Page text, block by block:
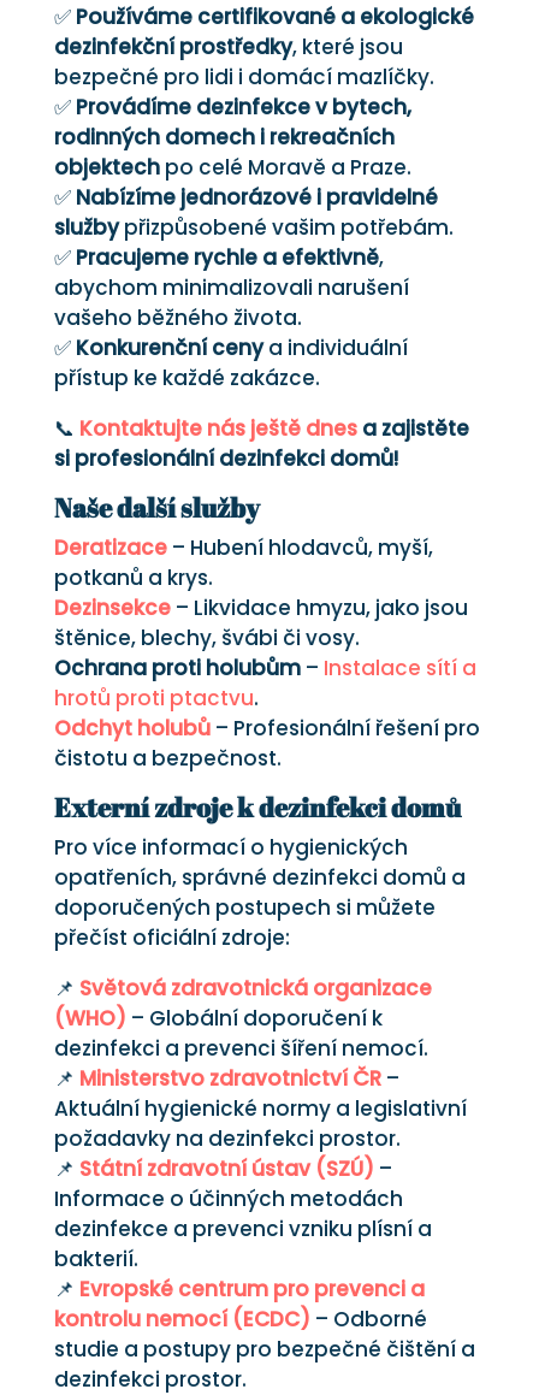
✅ Používáme certifikované a ekologické
dezinfekční prostředky, které jsou
bezpečné pro lidi i domácí mazlíčky.
✅ Provádíme dezinfekce v bytech,
rodinných domech i rekreačních
objektechpo celé Moravě a Praze.
✅ Nabízíme jednorázové i pravidelné
službypřizpůsobené vašim potřebám.
✅ Pracujeme rychle a efektivně,
abychom minimalizovali narušení
vašeho běžného života.
✅ Konkurenční cenya individuální
přístup ke každé zakázce.
📞 Kontaktujte nás ještě dnesa zajistěte
si profesionální dezinfekci domů!
Naše další služby
Deratizace – Hubení hlodavců, myší,
potkanů a krys.
Dezinsekce– Likvidace hmyzu, jako jsou
štěnice, blechy, švábi či vosy.
Ochrana proti holubům– Instalace sítí a
hrotů proti ptactvu.
Odchyt holubů– Profesionální řešení pro
čistotu a bezpečnost.
Externí zdroje k dezinfekci domů
Pro více informací o hygienických
opatřeních, správné dezinfekci domů a
doporučených postupech si můžete
přečíst oficiální zdroje:
📌 Světová zdravotnická organizace
(WHO) – Globální doporučení k
dezinfekci a prevenci šíření nemocí.
📌 Ministerstvo zdravotnictví ČR–
Aktuální hygienické normy a legislativní
požadavky na dezinfekci prostor.
📌 Státní zdravotní ústav (SZÚ) –
Informace o účinných metodách
dezinfekce a prevenci vzniku plísní a
bakterií.
📌 Evropské centrum pro prevenci a
kontrolu nemocí (ECDC) – Odborné
studie a postupy pro bezpečné čištění a
dezinfekci prostor.